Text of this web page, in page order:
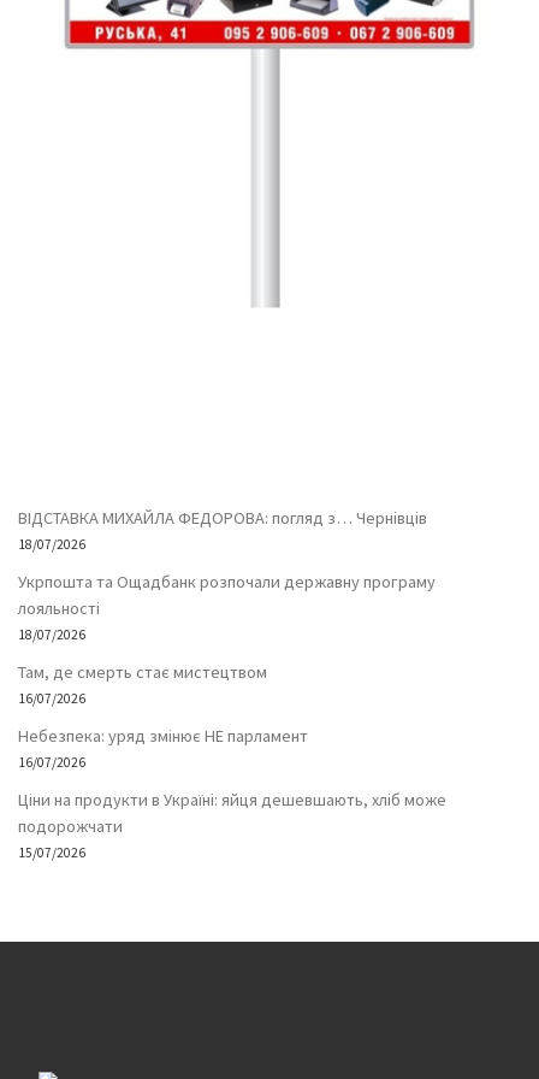
ВІДСТАВКА МИХАЙЛА ФЕДОРОВА: погляд з… Чернівців
18/07/2026
Укрпошта та Ощадбанк розпочали державну програму
лояльності
18/07/2026
Там, де смерть стає мистецтвом
16/07/2026
Небезпека: уряд змінює НЕ парламент
16/07/2026
Ціни на продукти в Україні: яйця дешевшають, хліб може
подорожчати
15/07/2026